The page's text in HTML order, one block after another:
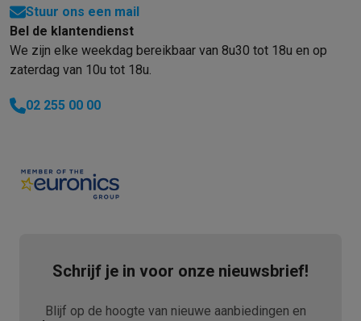
Stuur ons een mail
Bel de klantendienst
We zijn elke weekdag bereikbaar van 8u30 tot 18u en op
zaterdag van 10u tot 18u.
02 255 00 00
Schrijf je in voor onze nieuwsbrief!
Blijf op de hoogte van nieuwe aanbiedingen en